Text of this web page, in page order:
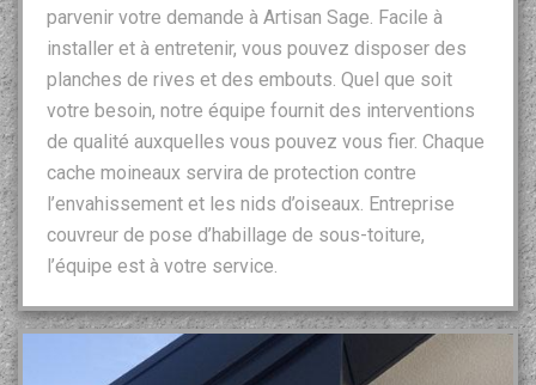
parvenir votre demande à Artisan Sage. Facile à
installer et à entretenir, vous pouvez disposer des
planches de rives et des embouts. Quel que soit
votre besoin, notre équipe fournit des interventions
de qualité auxquelles vous pouvez vous fier. Chaque
cache moineaux servira de protection contre
l’envahissement et les nids d’oiseaux. Entreprise
couvreur de pose d’habillage de sous-toiture,
l’équipe est à votre service.